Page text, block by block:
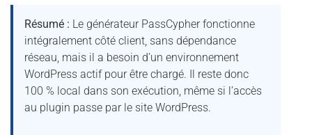
Résumé : Le générateur PassCypher fonctionne
intégralement côté client, sans dépendance
réseau, mais il a besoin d’un environnement
WordPress actif pour être chargé. Il reste donc
100 % local dans son exécution, même si l’accès
au plugin passe par le site WordPress.